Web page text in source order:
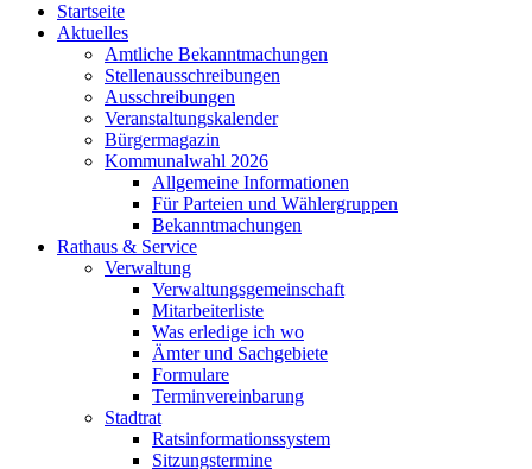
Startseite
Aktuelles
Amtliche Bekanntmachungen
Stellenausschreibungen
Ausschreibungen
Veranstaltungskalender
Bürgermagazin
Kommunalwahl 2026
Allgemeine Informationen
Für Parteien und Wählergruppen
Bekanntmachungen
Rathaus & Service
Verwaltung
Verwaltungsgemeinschaft
Mitarbeiterliste
Was erledige ich wo
Ämter und Sachgebiete
Formulare
Terminvereinbarung
Stadtrat
Ratsinformationssystem
Sitzungstermine